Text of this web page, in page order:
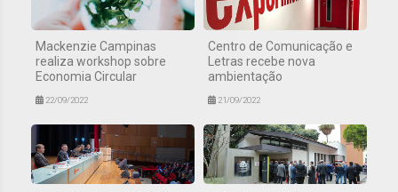
Mackenzie Campinas
realiza workshop sobre
Economia Circular
22/09/2022
Centro de Comunicação e
Letras recebe nova
ambientação
21/09/2022